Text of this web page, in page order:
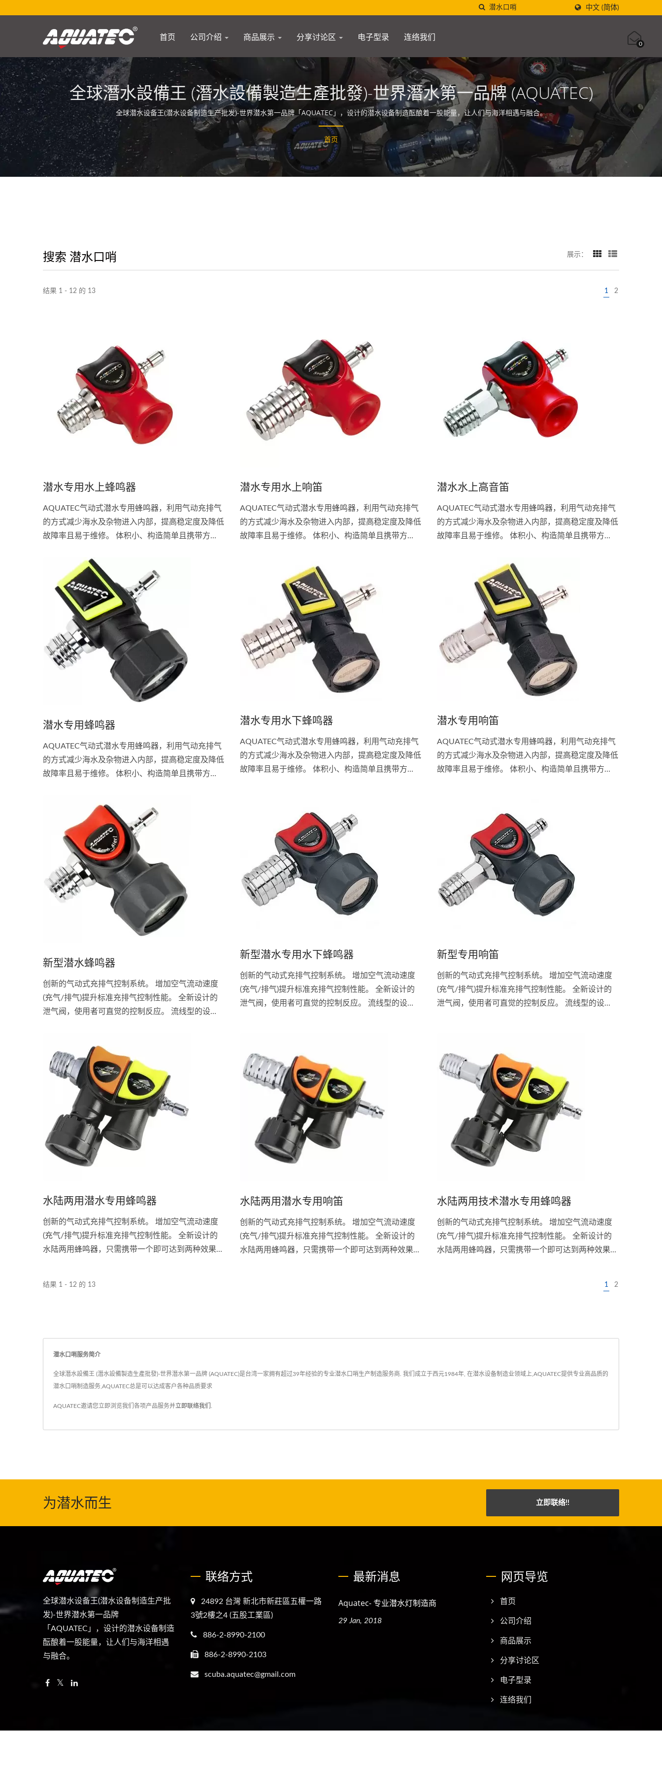
中文 (简体)
首页 公司介绍 商品展示 分享讨论区 电子型录 连络我们
0
全球潛水設備王 (潛水設備製造生產批發)-世界潛水第一品牌 (AQUATEC)
全球潜水设备王(潜水设备制造生产批发)-世界潜水第一品牌「AQUATEC」，设计的潜水设备制造酝酿着一股能量，让人们与海洋相遇与融合。
首页
搜索 潜水口哨 展示：
结果 1 - 12 的 13 1 2
潜水专用水上蜂鸣器
AQUATEC气动式潜水专用蜂鸣器，利用气动充排气
的方式减少海水及杂物进入内部，提高稳定度及降低
故障率且易于维修。 体积小、构造简单且携带方
远。 装于低压管及充气阀中间即可。 用手指轻压按
钮即可。 接头:...
潜水专用水上响笛
AQUATEC气动式潜水专用蜂鸣器，利用气动充排气
的方式减少海水及杂物进入内部，提高稳定度及降低
故障率且易于维修。 体积小、构造简单且携带方
钮即可。 接头:Scubapro...
潜水水上高音笛
AQUATEC气动式潜水专用蜂鸣器，利用气动充排气
的方式减少海水及杂物进入内部，提高稳定度及降低
故障率且易于维修。 体积小、构造简单且携带方
远。 装于低压管及充气阀中间即可。 用手指轻压按
钮即可。 接头:Seaquest...
潜水专用蜂鸣器
AQUATEC气动式潜水专用蜂鸣器，利用气动充排气
的方式减少海水及杂物进入内部，提高稳定度及降低
故障率且易于维修。 体积小、构造简单且携带方
水下音量可达100公尺远。 装于低压管及充气阀中间
即可。 用手指轻压按钮即可。 接头:...
潜水专用水下蜂鸣器
AQUATEC气动式潜水专用蜂鸣器，利用气动充排气
的方式减少海水及杂物进入内部，提高稳定度及降低
故障率且易于维修。 体积小、构造简单且携带方
水下音量可达100公尺远。 装于低压管及充气阀中间
即可。 用手指轻压按钮即可。 使用后请以清水冲
洗。 接头:Scubapro...
潜水专用响笛
AQUATEC气动式潜水专用蜂鸣器，利用气动充排气
的方式减少海水及杂物进入内部，提高稳定度及降低
故障率且易于维修。 体积小、构造简单且携带方
即可。 用手指轻压按钮即可。 使用后请以清水冲
洗。 接头:Seaquest...
新型潜水蜂鸣器
创新的气动式充排气控制系统。 增加空气流动速度
(充气/排气)提升标准充排气控制性能。 全新设计的
泄气阀，使用者可直觉的控制反应。 流线型的设
气排气。 接头:...
新型潜水专用水下蜂鸣器
创新的气动式充排气控制系统。 增加空气流动速度
(充气/排气)提升标准充排气控制性能。 全新设计的
泄气阀，使用者可直觉的控制反应。 流线型的设
新型专用响笛
创新的气动式充排气控制系统。 增加空气流动速度
(充气/排气)提升标准充排气控制性能。 全新设计的
泄气阀，使用者可直觉的控制反应。 流线型的设
水陆两用潜水专用蜂鸣器
创新的气动式充排气控制系统。 增加空气流动速度
(充气/排气)提升标准充排气控制性能。 全新设计的
水陆两用蜂鸣器，只需携带一个即可达到两种效果。
水陆两用潜水专用响笛
创新的气动式充排气控制系统。 增加空气流动速度
(充气/排气)提升标准充排气控制性能。 全新设计的
水陆两用蜂鸣器，只需携带一个即可达到两种效果。
水陆两用技术潜水专用蜂鸣器
创新的气动式充排气控制系统。 增加空气流动速度
(充气/排气)提升标准充排气控制性能。 全新设计的
水陆两用蜂鸣器，只需携带一个即可达到两种效果。
结果 1 - 12 的 13 1 2
潜水口哨服务简介
全球潛水設備王 (潛水設備製造生產批發)-世界潛水第一品牌 (AQUATEC)是台湾一家拥有超过39年经验的专业潜水口哨生产制造服务商. 我们成立于西元1984年, 在潜水设备制造业领域上,AQUATEC提供专业高品质的
潜水口哨制造服务,AQUATEC总是可以达成客户各种品质要求
AQUATEC邀请您立即浏览我们各项产品服务并立即联络我们
为潜水而生 立即联络!!
全球潜水设备王(潜水设备制造生产批
发)-世界潜水第一品牌
「AQUATEC」，设计的潜水设备制造
酝酿着一股能量，让人们与海洋相遇
与融合。
联络方式
24892 台灣 新北市新莊區五權一路
3號2樓之4 (五股工業區)
886-2-8990-2100
886-2-8990-2103
scuba.aquatec@gmail.com
最新消息
Aquatec- 专业潜水灯制造商
29 Jan, 2018
网页导览
首页
公司介绍
商品展示
分享讨论区
电子型录
连络我们